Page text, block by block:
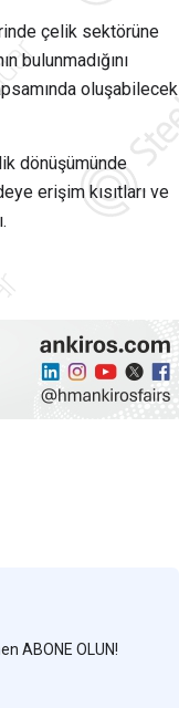
çelik sektörüne
bulunmadığını
oluşabilecek
dönüşümünde
erişim kısıtları ve
ABONE OLUN!